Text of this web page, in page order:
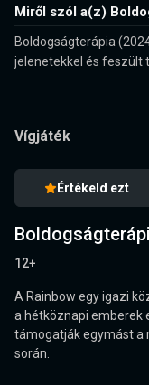
Miről szól a(z)
Boldogságterápia
jelenetekkel és feszült
Vígjáték
Értékeld ezt
12+
A Rainbow egy igazi
a hétköznapi emberek
támogatják egymást a
során.